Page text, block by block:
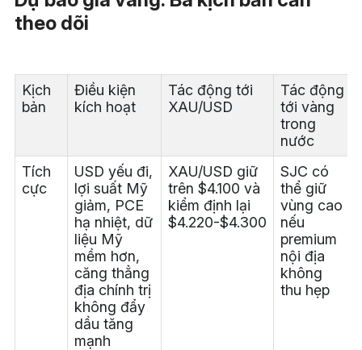
theo dõi
Kịch
bản
Điều kiện
kích hoạt
Tác động tới
XAU/USD
Tác động
tới vàng
trong
nước
Tích
cực
USD yếu đi,
lợi suất Mỹ
giảm, PCE
hạ nhiệt, dữ
liệu Mỹ
mềm hơn,
căng thẳng
địa chính trị
không đẩy
dầu tăng
mạnh
XAU/USD giữ
trên $4.100 và
kiểm định lại
$4.220-$4.300
SJC có
thể giữ
vùng cao
nếu
premium
nội địa
không
thu hẹp